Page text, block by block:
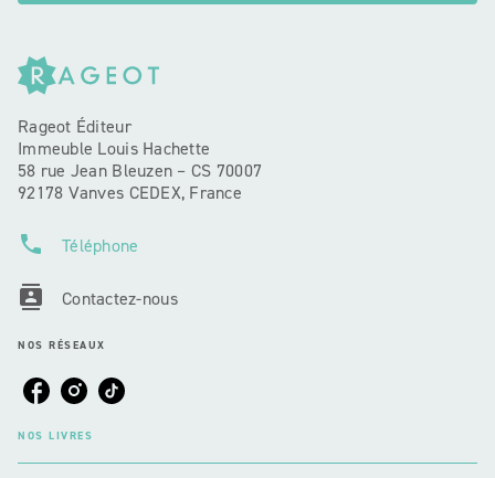
Rageot Éditeur
Immeuble Louis Hachette
58 rue Jean Bleuzen – CS 70007
92178 Vanves CEDEX, France
phone Téléphone
contacts Contactez-nous
NOS RÉSEAUX
NOS LIVRES